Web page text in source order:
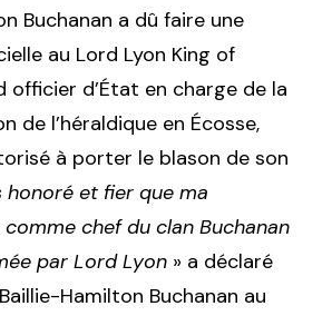
Buchanan a dû faire une
au Lord Lyon King of
officier d’État en charge de la
de l’héraldique en Écosse,
à porter le blason de son
honoré et fier que ma
chef du clan Buchanan
par Lord Lyon » a déclaré
Hamilton Buchanan au